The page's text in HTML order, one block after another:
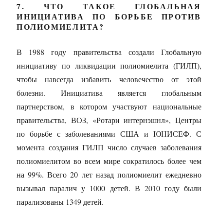
7. ЧТО ТАКОЕ ГЛОБАЛЬНАЯ
ИНИЦИАТИВА ПО БОРЬБЕ ПРОТИВ
ПОЛИОМИЕЛИТА?
В 1988 году правительства создали Глобальную
инициативу по ликвидации полиомиелита (ГИЛП),
чтобы навсегда избавить человечество от этой
болезни. Инициатива является глобальным
партнерством, в котором участвуют национальные
правительства, ВОЗ, «Ротари интернэшнл», Центры
по борьбе с заболеваниями США и ЮНИСЕФ. С
момента создания ГИЛП число случаев заболевания
полиомиелитом во всем мире сократилось более чем
на 99%. Всего 20 лет назад полиомиелит ежедневно
вызывал паралич у 1000 детей. В 2010 году были
парализованы 1349 детей.